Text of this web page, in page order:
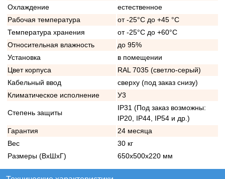
Охлаждение
естественное
Рабочая температура
от -25°C до +45 °C
Температура хранения
от -25°C до +60°C
Относительная влажность
до 95%
Установка
в помещении
Цвет корпуса
RAL 7035 (светло-серый)
Кабельный ввод
сверху (под заказ снизу)
Климатическое исполнение
У3
Степень защиты
IP31 (Под заказ возможны:
IP20, IP44, IP54 и др.)
Гарантия
24 месяца
Вес
30 кг
Размеры (ВхШхГ)
650х500х220 мм